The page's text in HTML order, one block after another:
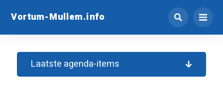
Vortum-Mullem.info
Laatste agenda-items